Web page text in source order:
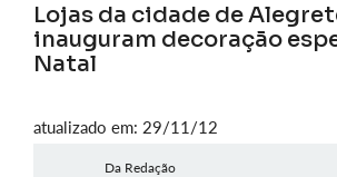
Lojas da cidade de
inauguram decoração
Natal
atualizado em: 29/11/12
Da Redação